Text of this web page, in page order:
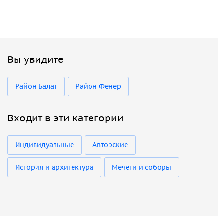
Вы увидите
Район Балат Район Фенер
Входит в эти категории
Индивидуальные Авторские
История и архитектура Мечети и соборы